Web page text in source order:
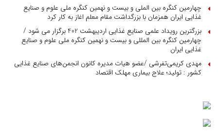
چهارمین کنگره بین الملی و بیست و نهمین کنگره ملی علوم و صنایع
غذایی ایران همزمان با بزرگداشت مقام معلم اغاز به کار کرد
بزرگترین رویداد علمی صنایع غذایی اردیبهشت 402 برگزار می شود /
چهارمین کنگره بین المللی و بیست و نهمین کنگره ملی علوم و صنایع
غذایی ایران
مهدی کریمی‌تفرشی /عضو هیات مدیره کانون انجمن‌های صنایع غذایی
کشور : تولید؛ علاج بیماری مهلک اقتصاد